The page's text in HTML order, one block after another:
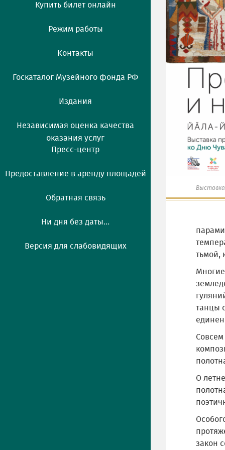
Купить билет онлайн
Режим работы
Контакты
Госкаталог Музейного фонда РФ
Издания
Независимая оценка качества
оказания услуг
Пресс-центр
Предоставление в аренду площадей
Обратная связь
Ни дня без даты...
Версия для слабовидящих
тьмой,
танцы
О
закон